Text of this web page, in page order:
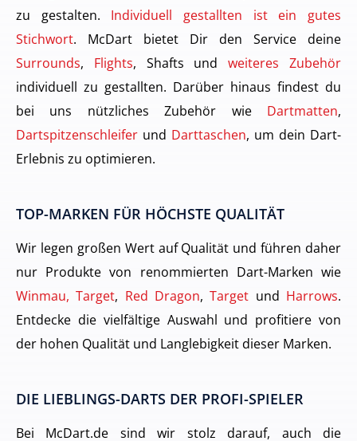
zu gestalten. Individuell gestallten ist ein gutes
Stichwort. McDart bietet Dir den Service deine
Surrounds, Flights, Shafts undweiteres Zubehör
individuell zu gestallten. Darüber hinaus findest du
bei uns nützliches Zubehör wie Dartmatten,
Dartspitzenschleifer und Darttaschen, um dein Dart-
Erlebnis zu optimieren.
TOP-MARKEN FÜR HÖCHSTE QUALITÄT
Wir legen großen Wert auf Qualität und führen daher
nur Produkte von renommierten Dart-Marken wie
Winmau, Target, Red Dragon,Target und Harrows.
Entdecke die vielfältige Auswahl und profitiere von
der hohen Qualität und Langlebigkeit dieser Marken.
DIE LIEBLINGS-DARTS DER PROFI-SPIELER
Bei McDart.de sind wir stolz darauf, auch die